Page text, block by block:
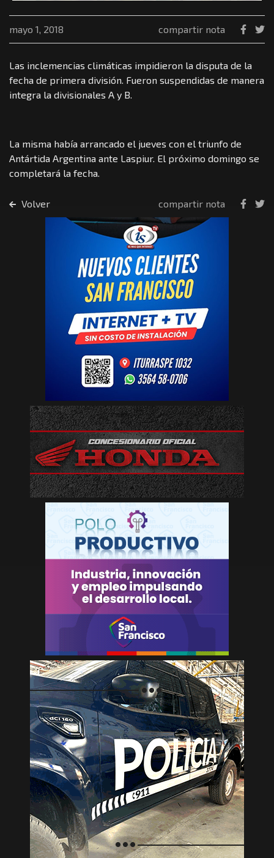
mayo 1, 2018 compartir nota
Las inclemencias climáticas impidieron la disputa de la
fecha de primera división. Fueron suspendidas de manera
integra la divisionales A y B.
La misma había arrancado el jueves con el triunfo de
Antártida Argentina ante Laspiur. El próximo domingo se
completará la fecha.
Volver compartir nota